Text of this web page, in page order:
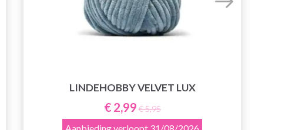
LINDEHOBBY VELVET LUX
€ 2,99 € 5,95